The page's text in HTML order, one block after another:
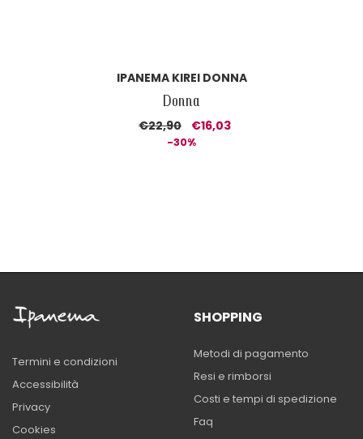
IPANEMA KIREI DONNA
Donna
€22,90 €16,03
-30%
Termini e condizioni
Accessibilità
Privacy
Cookies
SHOPPING
Metodi di pagamento
Resi e rimborsi
Costi e tempi di spedizione
Faq